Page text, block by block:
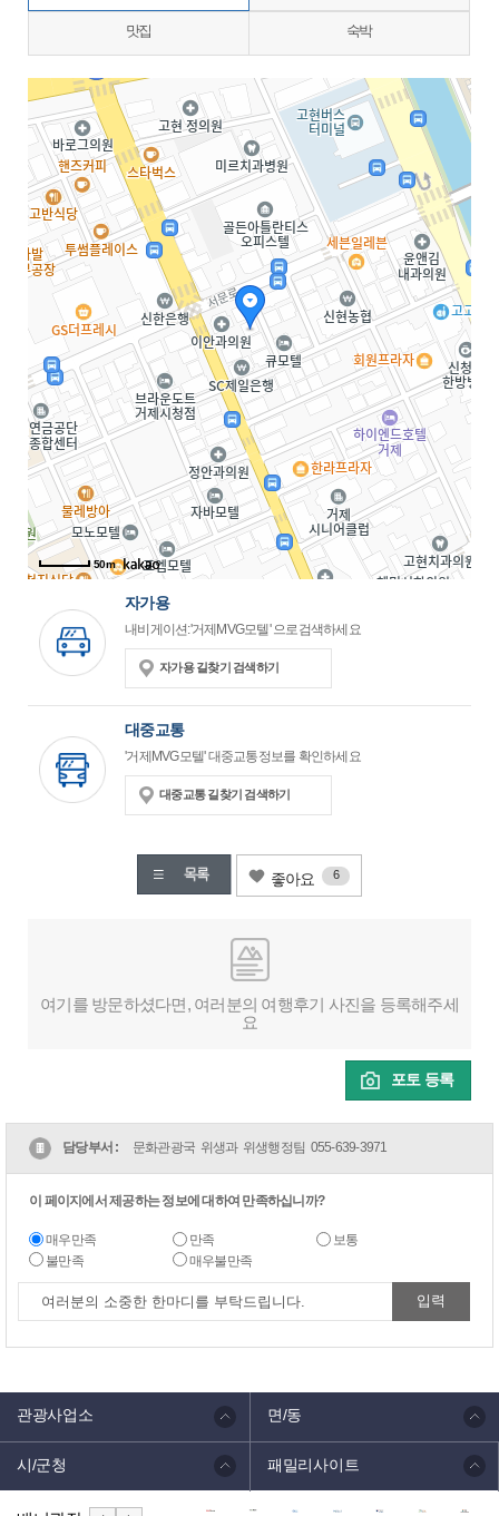
맛집 숙박
지도삽입 (가로100%)
50m
자가용
내비게이션:'거제MVG모텔' 으로검색하세요
자가용 길찾기 검색하기
대중교통
'거제MVG모텔' 대중교통정보를 확인하세요
대중교통 길찾기 검색하기
좋아요 6
여기를 방문하셨다면, 여러분의 여행후기 사진을 등록해주세
요
포토 등록
담당부서 : 문화관광국 위생과 위생행정팀 055-639-3971
이 페이지에서 제공하는 정보에 대하여 만족하십니까?
매우만족 만족
보통
불만족
매우불만족
관광사업소 면/동
시/군청 패밀리사이트